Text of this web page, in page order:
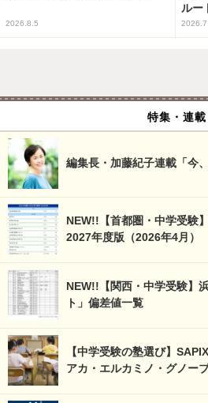
2026.8.5
ルー
特集・連載
編集長・加藤紀子連載「今
NEW!!【首都圏・中学受験
2027年度版（2026年4月）
NEW!!【関西・中学受験】
ト」偏差値一覧
【中学受験の塾選び】
アカ・エルカミノ・グノー